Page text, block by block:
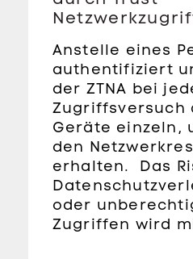
Anstelle eines
authentifiziert
der ZTNA bei
Zugriffsversuch
Geräte einzeln,
den
erhalten. Das
oder
Zugriffen wird